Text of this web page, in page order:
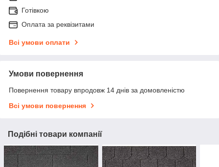
Готівкою
Оплата за реквізитами
Всі умови оплати
Умови повернення
Повернення товару впродовж 14 днів за домовленістю
Всі умови повернення
Подібні товари компанії